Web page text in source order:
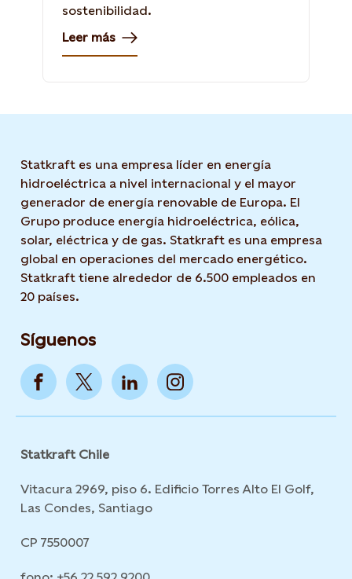
sostenibilidad.
Leer más
Statkraft es una empresa líder en energía
hidroeléctrica a nivel internacional y el mayor
generador de energía renovable de Europa. El
Grupo produce energía hidroeléctrica, eólica,
solar, eléctrica y de gas. Statkraft es una empresa
global en operaciones del mercado energético.
Statkraft tiene alrededor de 6.500 empleados en
20 países.
Síguenos
Statkraft Chile
Vitacura 2969, piso 6. Edificio Torres Alto El Golf,
Las Condes, Santiago
CP 7550007